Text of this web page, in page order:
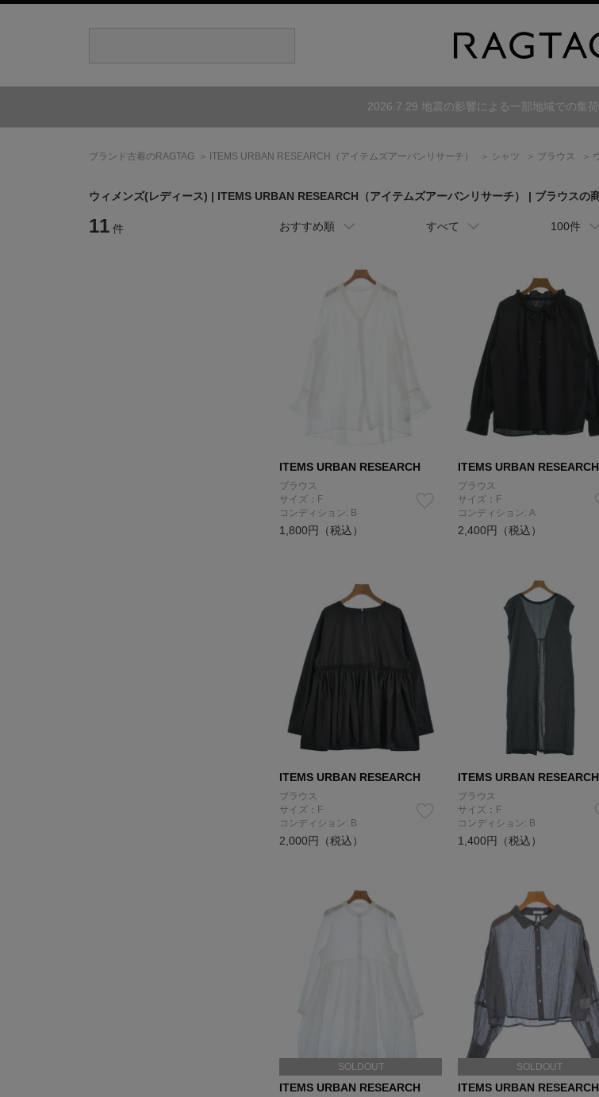
2026.7.29 地震の影響による一部地域での集
ブランド古着のRAGTAG ITEMS URBAN RESEARCH （アイテムズアーバンリサーチ） シャツ ブラウス
ウィメンズ(レディース) | ITEMS URBAN RESEARCH （アイテムズアーバンリサーチ） | ブラウスの
11 件 おすすめ順 すべて 100件
ITEMS URBAN RESEARCH
ブラウス
サイズ：F
コンディション: B
1,800円（税込）
ITEMS URBAN RESEARCH
ブラウス
サイズ：F
コンディション: A
2,400円（税込）
ITEMS URBAN RESEARCH
ブラウス
サイズ：F
コンディション: B
2,000円（税込）
ITEMS URBAN RESEARCH
ブラウス
サイズ：F
コンディション: B
1,400円（税込）
SOLDOUT
ITEMS URBAN RESEARCH
SOLDOUT
ITEMS URBAN RESEARCH